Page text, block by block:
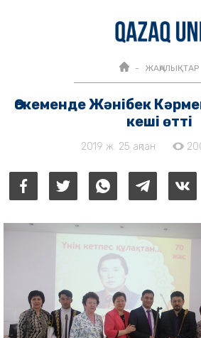
ЖАҢАЛЫҚТАР
Өскеменде Жәнібек
кеші өтті
2019 ж. 25 ақпан